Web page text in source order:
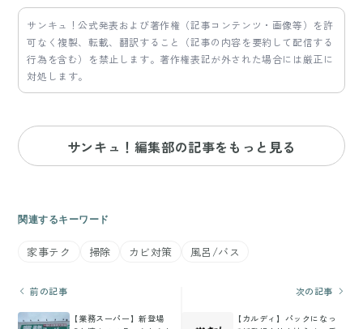
サンキュ！公式発表および著作権（記事コンテンツ・画像等）を許
可なく複製、転載、翻訳すること（記事の内容を要約して配信する
行為を含む）を禁止します。著作権表記が外された場合には厳正に
対処します。
サンキュ！編集部の記事をもっと見る
関連するキーワード
家事テク 掃除 カビ対策 風呂/バス
前の記事
【業務スーパー】新登場
次の記事
【カルディ】パックになっ